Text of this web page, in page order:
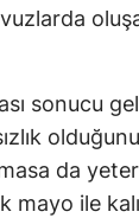
sonucu
da
ile